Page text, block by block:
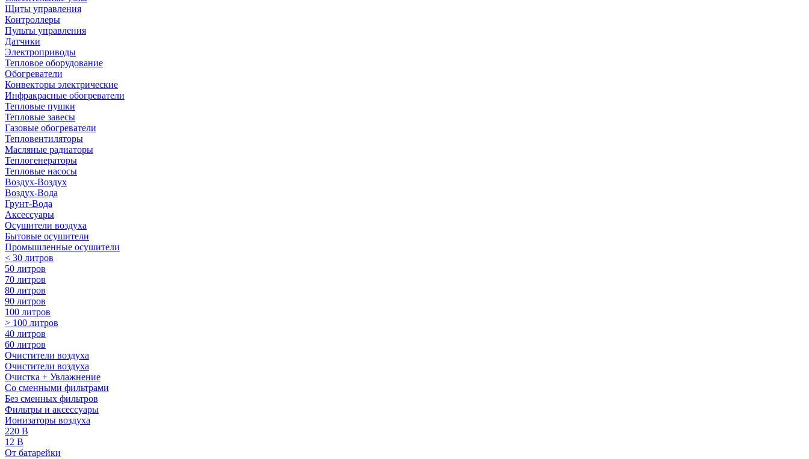
Щиты управления
Контроллеры
Пульты управления
Датчики
Электроприводы
Тепловое оборудование
Обогреватели
Конвекторы электрические
Инфракрасные обогреватели
Тепловые пушки
Тепловые завесы
Газовые обогреватели
Тепловентиляторы
Масляные радиаторы
Теплогенераторы
Тепловые насосы
Воздух-Воздух
Воздух-Вода
Грунт-Вода
Аксессуары
Осушители воздуха
Бытовые осушители
Промышленные осушители
< 30 литров
50 литров
70 литров
80 литров
90 литров
100 литров
> 100 литров
40 литров
60 литров
Очистители воздуха
Очистители воздуха
Очистка + Увлажнение
Cо сменными фильтрами
Без сменных фильтров
Фильтры и аксессуары
Ионизаторы воздуха
220 В
12 В
От батарейки